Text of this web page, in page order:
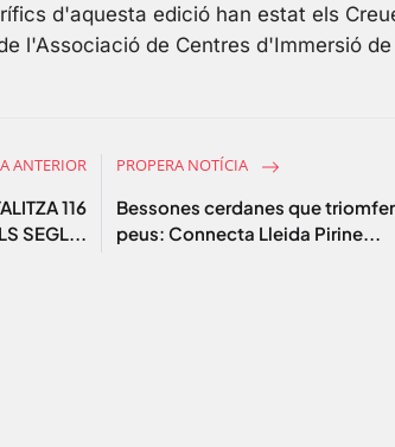
d'aquesta edició han estat els
l'Associació de Centres d'Immersió
ANTERIOR
116
SEGL...
PROPERA NOTÍCIA
Bessones cerdanes que
peus: Connecta Lleida Pirine...